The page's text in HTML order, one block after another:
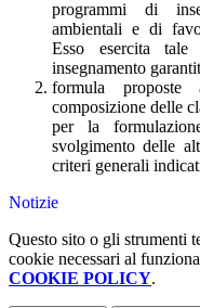
programmi di
ambientali e di
Esso esercita
insegnamento
formula
composizione delle
per la
svolgimento delle
criteri generali
Notizie
Questo sito o gli strumenti
cookie necessari al
COOKIE POLICY.